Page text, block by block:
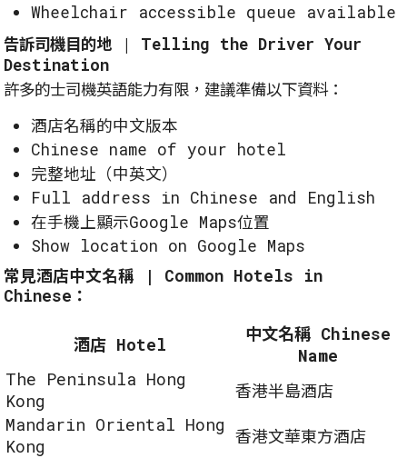
Wheelchair accessible queue available
告訴司機目的地 | Telling the Driver Your
Destination
許多的士司機英語能力有限，建議準備以下資料：
酒店名稱的中文版本
Chinese name of your hotel
完整地址（中英文）
Full address in Chinese and English
在手機上顯示Google Maps位置
Show location on Google Maps
常見酒店中文名稱 | Common Hotels in
Chinese：
酒店 Hotel
中文名稱 Chinese
Name
The Peninsula Hong
Kong
香港半島酒店
Mandarin Oriental Hong
Kong
香港文華東方酒店